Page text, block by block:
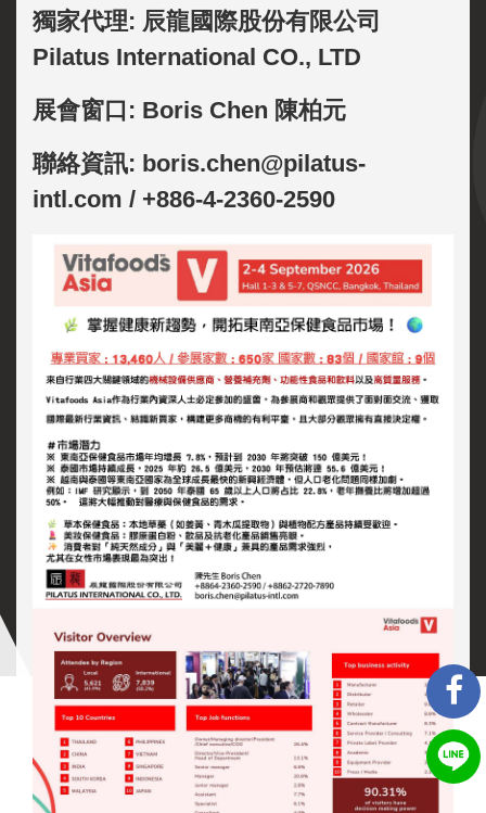
獨家代理: 辰龍國際股份有限公司
Pilatus International CO., LTD
展會窗口: Boris Chen 陳柏元
聯絡資訊: boris.chen@pilatus-
intl.com / +886-4-2360-2590